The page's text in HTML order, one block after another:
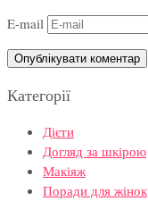
E-mail
Категорії
Дієти
Догляд за шкірою
Макіяж
Поради для жінок